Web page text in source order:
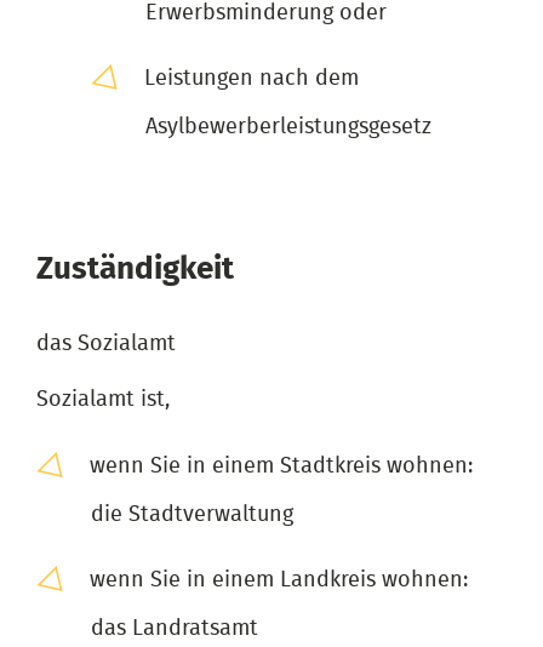
Erwerbsminderung oder
Leistungen nach dem
Asylbewerberleistungsgesetz
Zuständigkeit
das Sozialamt
Sozialamt ist,
wenn Sie in einem Stadtkreis wohnen:
die Stadtverwaltung
wenn Sie in einem Landkreis wohnen:
das Landratsamt